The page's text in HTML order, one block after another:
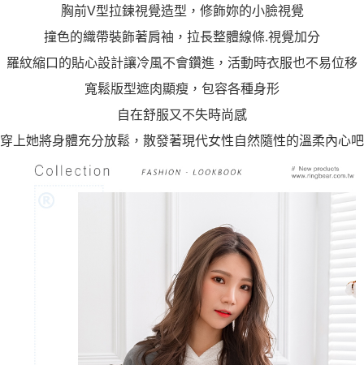
胸前V型拉鍊視覺造型，修飾妳的小臉視覺
撞色的織帶裝飾著肩袖，拉長整體線條.視覺加分
羅紋縮口的貼心設計讓冷風不會鑽進，活動時衣服也不易位移
寬鬆版型遮肉顯瘦，包容各種身形
自在舒服又不失時尚感
穿上她將身體充分放鬆，散發著現代女性自然隨性的溫柔內心吧